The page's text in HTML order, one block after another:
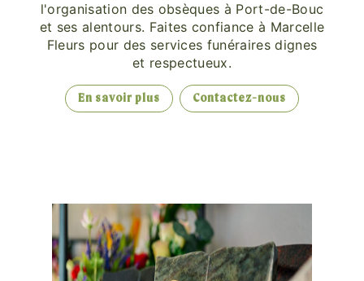
l'organisation des obsèques à Port-de-Bouc
et ses alentours. Faites confiance à Marcelle
Fleurs pour des services funéraires dignes
et respectueux.
En savoir plus Contactez-nous